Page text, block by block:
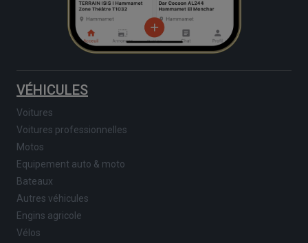
VÉHICULES
Voitures
Voitures professionnelles
Motos
Equipement auto & moto
Bateaux
Autres véhicules
Engins agricole
Vélos